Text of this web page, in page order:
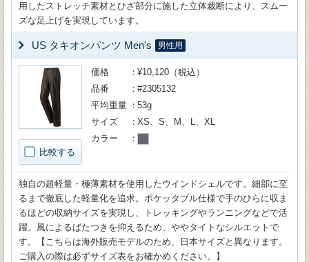
用したストレッチ素材とひざ部分に施した立体裁断により、スムー
ズな足上げを実現しています。
US タキオンパンツ Men's 男性用
比較する
価格
¥10,120（税込）
品番
#2305132
平均重量
53g
サイズ
XS、S、M、L、XL
カラー
独自の超軽量・極薄素材を使用したウインドシェルです。細部に至
るまで徹底した軽量化を追求。ポケッタブル仕様で手のひらに収ま
るほどの収納サイズを実現し、トレッキングやランニングなどで活
躍。風によるばたつきを抑えるため、ややタイトなシルエットで
す。【こちらは海外販売モデルのため、日本サイズと異なります。
ご購入の際は必ずサイズ表をお確かめください。】